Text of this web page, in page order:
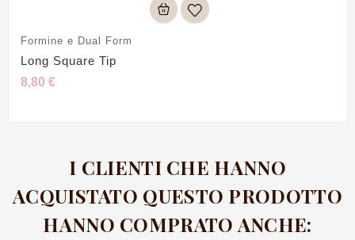
Formine e Dual Form
Long Square Tip
8,80 €
I CLIENTI CHE HANNO
ACQUISTATO QUESTO PRODOTTO
HANNO COMPRATO ANCHE: